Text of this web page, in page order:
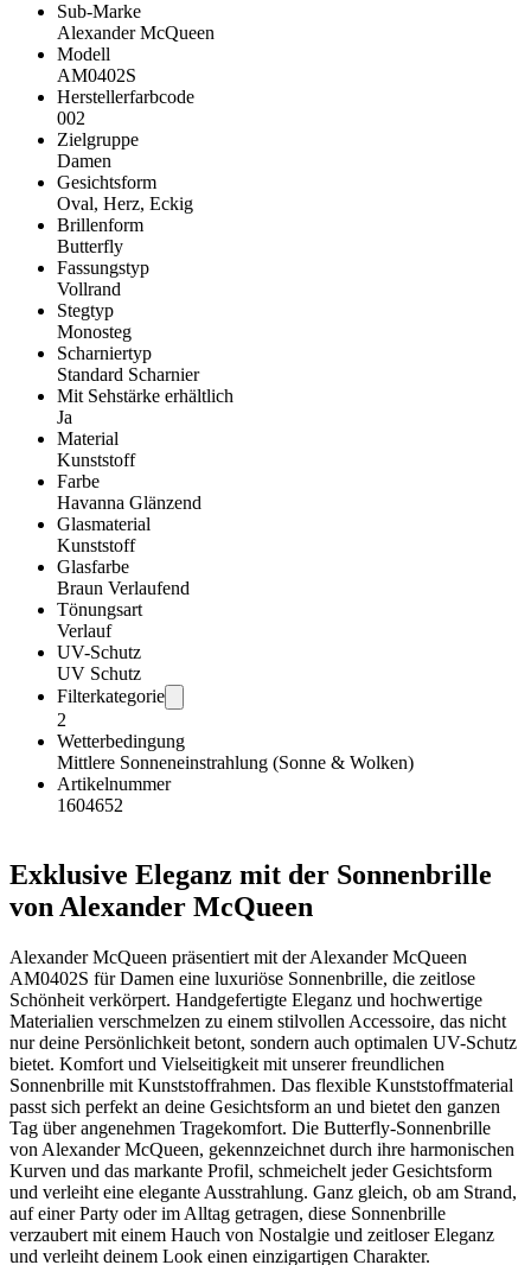
Sub-Marke
Alexander McQueen
Modell
AM0402S
Herstellerfarbcode
002
Zielgruppe
Damen
Gesichtsform
Oval, Herz, Eckig
Brillenform
Butterfly
Fassungstyp
Vollrand
Stegtyp
Monosteg
Scharniertyp
Standard Scharnier
Mit Sehstärke erhältlich
Ja
Material
Kunststoff
Farbe
Havanna Glänzend
Glasmaterial
Kunststoff
Glasfarbe
Braun Verlaufend
Tönungsart
Verlauf
UV-Schutz
UV Schutz
Filterkategorie
2
Wetterbedingung
Mittlere Sonneneinstrahlung (Sonne & Wolken)
Artikelnummer
1604652
Exklusive Eleganz mit der Sonnenbrille
von Alexander McQueen
Alexander McQueen präsentiert mit der Alexander McQueen
AM0402S für Damen eine luxuriöse Sonnenbrille, die zeitlose
Schönheit verkörpert. Handgefertigte Eleganz und hochwertige
Materialien verschmelzen zu einem stilvollen Accessoire, das nicht
nur deine Persönlichkeit betont, sondern auch optimalen UV-Schutz
bietet. Komfort und Vielseitigkeit mit unserer freundlichen
Sonnenbrille mit Kunststoffrahmen. Das flexible Kunststoffmaterial
passt sich perfekt an deine Gesichtsform an und bietet den ganzen
Tag über angenehmen Tragekomfort. Die Butterfly-Sonnenbrille
von Alexander McQueen, gekennzeichnet durch ihre harmonischen
Kurven und das markante Profil, schmeichelt jeder Gesichtsform
und verleiht eine elegante Ausstrahlung. Ganz gleich, ob am Strand,
auf einer Party oder im Alltag getragen, diese Sonnenbrille
verzaubert mit einem Hauch von Nostalgie und zeitloser Eleganz
und verleiht deinem Look einen einzigartigen Charakter.